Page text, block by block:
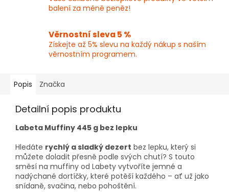
balení za méně peněz!
Věrnostní sleva 5 %
Získejte až 5% slevu na každý nákup s naším
věrnostním programem.
Popis Značka
Detailní popis produktu
Labeta Muffiny 445 g bez lepku
Hledáte rychlý a sladký dezert bez lepku, který si
můžete doladit přesně podle svých chutí? S touto
směsí na muffiny od Labety vytvoříte jemné a
nadýchané dortíčky, které potěší každého – ať už jako
snídaně, svačina, nebo pohoštění.